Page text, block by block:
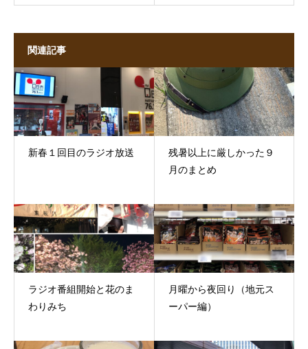
関連記事
新春１回目のラジオ放送
残暑以上に厳しかった９
月のまとめ
ラジオ番組開始と花のま
わりみち
月曜から夜回り（地元ス
ーパー編）